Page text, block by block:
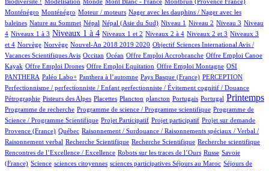
Biodiversité ! Modélisation Monde Mont Blanc - France Montbrun (Provence France)
Monténégro
10/856 Monténégro
2/856 Moteur / moteurs
1/856
Nager avec les dauphins / Nager avec les
baleines
2/856 Nature au Sommet
13/856 Népal
13/856 Népal (Asie du Sud)
11/856 Niveau 1
10/856 Niveau 2
10/856 Niveau 3
113/856
Niveau
4
122/856
Niveaux 1 à 3
358/856 Niveaux 1 à 4
13/856 Niveaux 1 et 2
45/856 Niveaux 2 à 4
14/856 Niveaux 2 et 3
144/856
Niveaux 3
et 4
2/856Norvège
2/856 Norvège
13/856 Nouvel-An 2018 2019 2020
1/856
Objectif Sciences International Avis /
Vacances Scientifiques Avis
7/856 Occitan
162/856 Océan
1/856 Offre Emploi Accrobranche
1/856
Offre Emploi Canoe
Kayak
1/856Offre Emploi Drones
2/856 Offre Emploi Equitation
1/856 Offre Emploi Montagne
108/856
OSI
PANTHERA
83/856 Paléo Labo+
107/856 Panthera à l’automne
5/856 Pays Basque (France)
48/856 PERCEPTION
2/856
Perfectionnisme / perfectionniste / Enfant perfectionniste / Évitement cognitif / Douance
9/856
Pétrographie
5/856 Pisteurs des Alpes
3/856 Placettes
1/856 Plancton
1/856 plancton
11/856 Portugais
1/856 Portugal
403/856 Printemps
1/856
Programme de recherche
1/856 Programme de science / Programme scientifique
2/856
Programme de
Science / Programme Scientifique
1/856 Projet Participatif
1/856 Projet participatif
14/856 Projet sur demande
71/856
Provence (France)
5/856 Québec
2/856
Raisonnement / Surdouance / Raisonnements spéciaux / Verbal /
Raisonnement verbal
1/856 Recherche Scientifique
2/856 Recherche Scientifique
1/856 Recherche scientifique
2/856
Rencontres de l’Excellence / Excellence
4/856 Robots sur les traces de l’Ours
101/856 Russe
4/856
Savoie
(France)
10/856Science
1/856 sciences citoyennes
1/856 sciences participatives
1/856 Séjours au Maroc
100/856
Séjours de